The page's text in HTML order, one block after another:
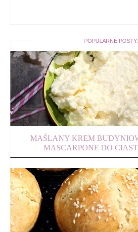
POPULARNE POSTY:
MAŚLANY KREM
MASCARPONE DO